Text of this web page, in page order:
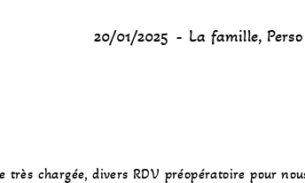
20/01/2025 La famille, Perso
très chargée, divers RDV préopératoire pour